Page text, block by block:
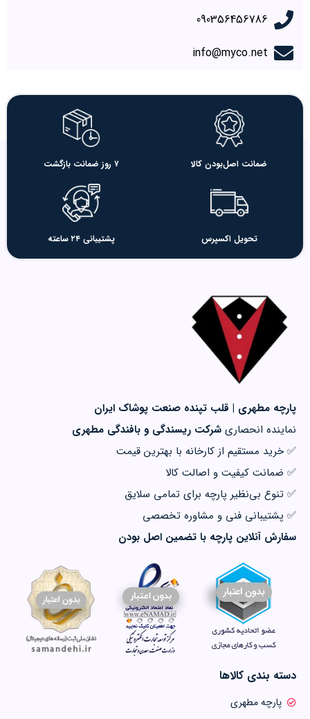
090356456786
info@myco.net
ضمانت اصل‌بودن کالا ۷ روز ضمانت بازگشت
تحویل اکسپرس پشتیبانی ۲۴ ساعته
پارچه مطهری | قلب تپنده صنعت پوشاک ایران
نماینده انحصاری شرکت ریسندگی و بافندگی مطهری
✅ خرید مستقیم از کارخانه با بهترین قیمت
✅ ضمانت کیفیت و اصالت کالا
✅ تنوع بی‌نظیر پارچه برای تمامی سلایق
✅ پشتیبانی فنی و مشاوره تخصصی
سفارش آنلاین پارچه با تضمین اصل بودن
دسته بندی کالاها
پارچه مطهری